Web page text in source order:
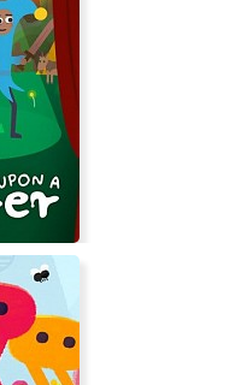
Gangsters